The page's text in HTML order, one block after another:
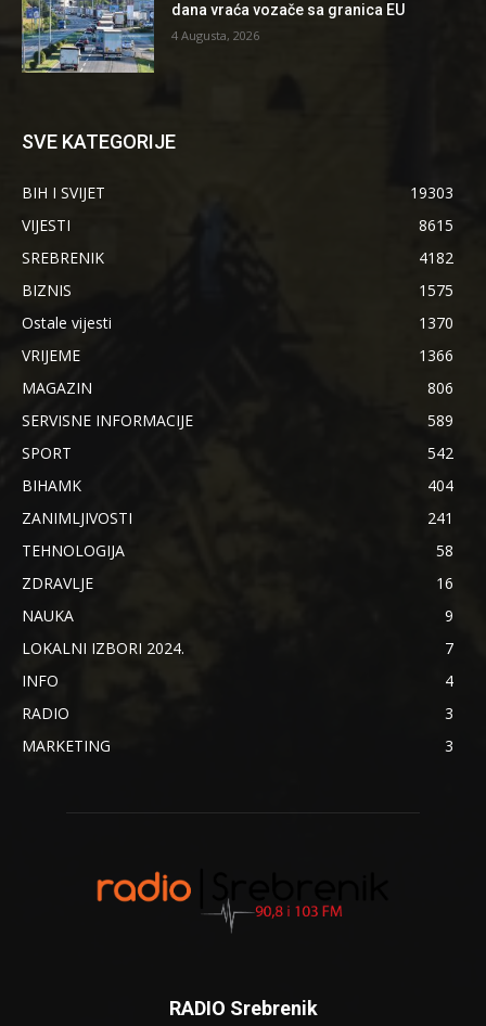
dana vraća vozače sa granica EU
4 Augusta, 2026
SVE KATEGORIJE
BIH I SVIJET
19303
VIJESTI
8615
SREBRENIK
4182
BIZNIS
1575
Ostale vijesti
1370
VRIJEME
1366
MAGAZIN
806
SERVISNE INFORMACIJE
589
SPORT
542
BIHAMK
404
ZANIMLJIVOSTI
241
TEHNOLOGIJA
58
ZDRAVLJE
16
NAUKA
9
LOKALNI IZBORI 2024.
7
INFO
4
RADIO
3
MARKETING
3
RADIO Srebrenik